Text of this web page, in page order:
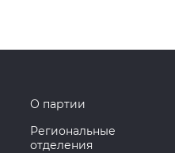
О партии
Региональные
отделения